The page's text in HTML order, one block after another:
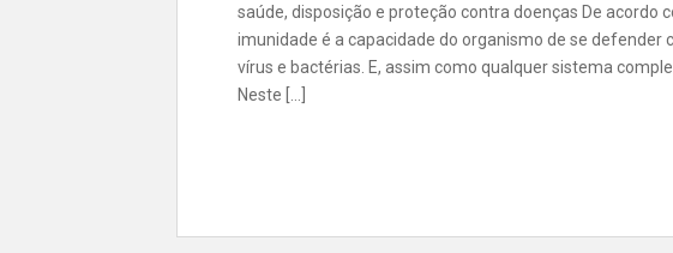
saúde, disposição e proteção contra doenças De acordo
imunidade é a capacidade do organismo de se defender
vírus e bactérias. E, assim como qualquer sistema
Neste […]